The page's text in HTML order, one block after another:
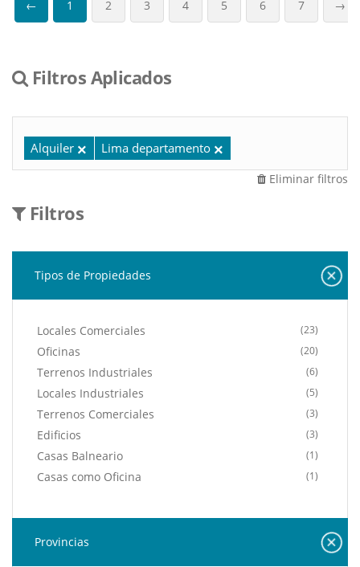
← 1 2 3 4 5 6 7 →
Filtros Aplicados
Alquiler Lima departamento
Eliminar filtros
Filtros
Tipos de Propiedades
Locales Comerciales (23)
Oficinas (20)
Terrenos Industriales (6)
Locales Industriales (5)
Terrenos Comerciales (3)
Edificios (3)
Casas Balneario (1)
Casas como Oficina (1)
Provincias